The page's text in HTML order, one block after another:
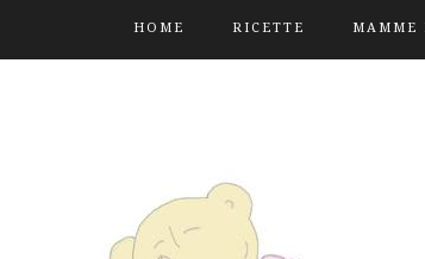
HOME RICETTE MAMME